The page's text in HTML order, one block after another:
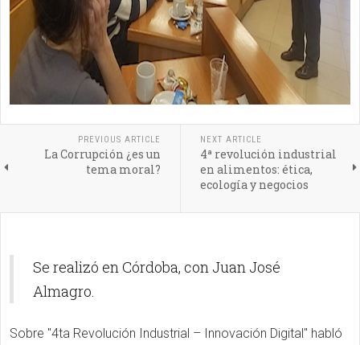
PREVIOUS ARTICLE
La Corrupción ¿es un
tema moral?
NEXT ARTICLE
4ª revolución industrial
en alimentos: ética,
ecología y negocios
Se realizó en Córdoba, con Juan José
Almagro.
Sobre "4ta Revolución Industrial – Innovación Digital" habló